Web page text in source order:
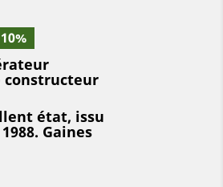
état, issu
Gaines